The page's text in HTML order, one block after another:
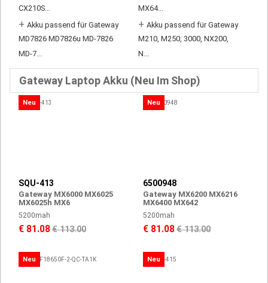
CX210S...
MX64...
+ Akku passend für Gateway
MD7826 MD7826u MD-7826
MD-7...
+ Akku passend für Gateway
M210, M250, 3000, NX200,
N...
Gateway Laptop Akku (Neu Im Shop)
Neu
SQU-413
Gateway MX6000 MX6025
MX6025h MX6
5200mah
€ 81.08€ 113.00
Neu
6500948
Gateway MX6200 MX6216
MX6400 MX642
5200mah
€ 81.08€ 113.00
Neu Neu